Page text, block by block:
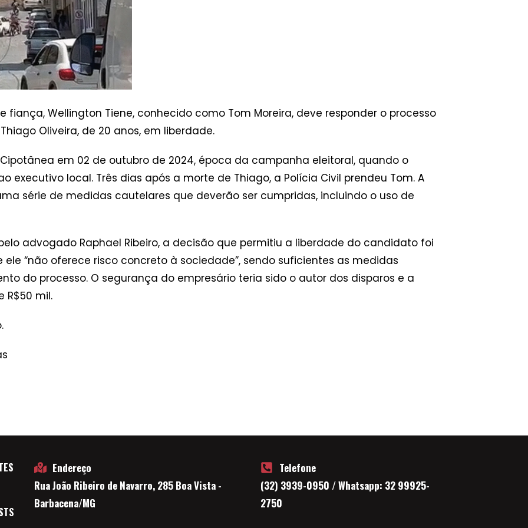
fiança, Wellington Tiene, conhecido como Tom Moreira, deve responder o processo
Oliveira, de 20 anos, em liberdade.
em 02 de outubro de 2024, época da campanha eleitoral, quando o
executivo local. Três dias após a morte de Thiago, a Polícia Civil prendeu Tom. A
série de medidas cautelares que deverão ser cumpridas, incluindo o uso de
advogado Raphael Ribeiro, a decisão que permitiu a liberdade do candidato foi
“não oferece risco concreto à sociedade”, sendo suficientes as medidas
do processo. O segurança do empresário teria sido o autor dos disparos e a
mil.
Endereço
Rua João Ribeiro de Navarro, 285 Boa Vista -
Barbacena/MG
Telefone
(32) 3939-0950 / Whatsapp: 32 99925-
2750